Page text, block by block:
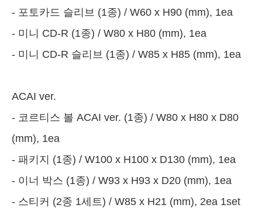
- 포토카드 슬리브 (1종) / W60 x H90 (mm), 1ea
- 미니 CD-R (1종) / W80 x H80 (mm), 1ea
- 미니 CD-R 슬리브 (1종) / W85 x H85 (mm), 1ea
ACAI ver.
- 코르티스 볼 ACAI ver. (1종) / W80 x H80 x D80
(mm), 1ea
- 패키지 (1종) / W100 x H100 x D130 (mm), 1ea
- 이너 박스 (1종) / W93 x H93 x D20 (mm), 1ea
- 스티커 (2종 1세트) / W85 x H21 (mm), 2ea 1set